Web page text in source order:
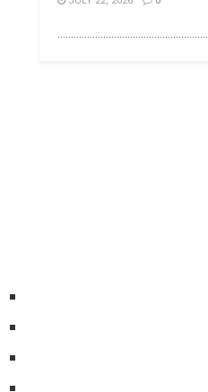
........................................................